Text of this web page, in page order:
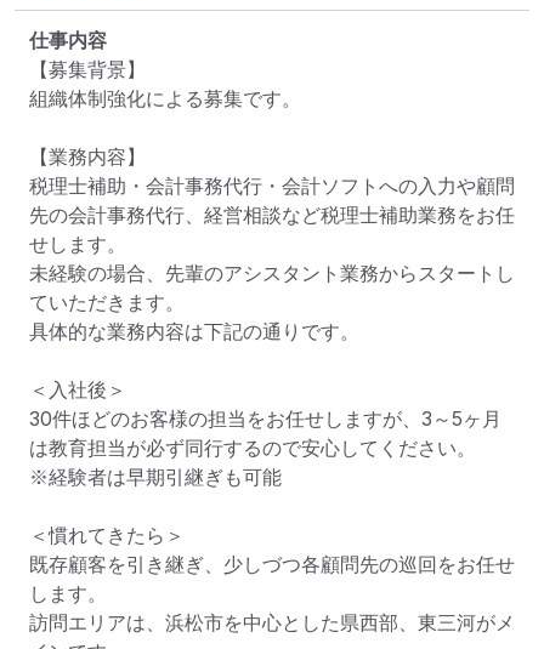
仕事内容
【募集背景】
組織体制強化による募集です。
【業務内容】
税理士補助・会計事務代行・会計ソフトへの入力や顧問
先の会計事務代行、経営相談など税理士補助業務をお任
せします。
未経験の場合、先輩のアシスタント業務からスタートし
ていただきます。
具体的な業務内容は下記の通りです。
＜入社後＞
30件ほどのお客様の担当をお任せしますが、3～5ヶ月
は教育担当が必ず同行するので安心してください。
※経験者は早期引継ぎも可能
＜慣れてきたら＞
既存顧客を引き継ぎ、少しづつ各顧問先の巡回をお任せ
します。
訪問エリアは、浜松市を中心とした県西部、東三河がメ